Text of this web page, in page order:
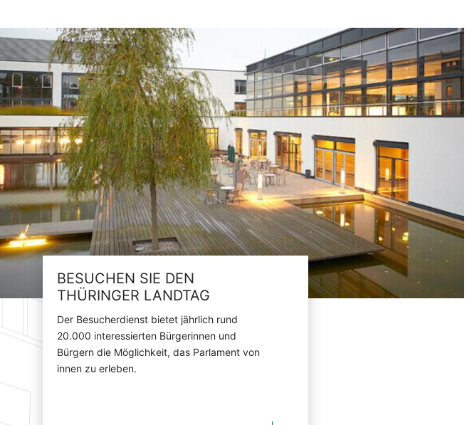
BESUCHEN SIE DEN
THÜRINGER LANDTAG
Der Besucherdienst bietet jährlich rund
20.000 interessierten Bürgerinnen und
Bürgern die Möglichkeit, das Parlament von
innen zu erleben.